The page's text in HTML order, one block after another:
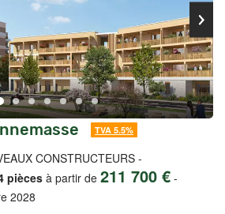
TVA 5.5%
CONSTRUCTEURS -
pièces à partir de 211 700 € -
2028